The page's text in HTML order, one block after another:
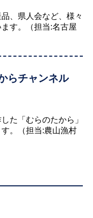
、県人会など、様々
す。（担当:名古屋
らチャンネル
た「むらのたから」
。（担当:農山漁村